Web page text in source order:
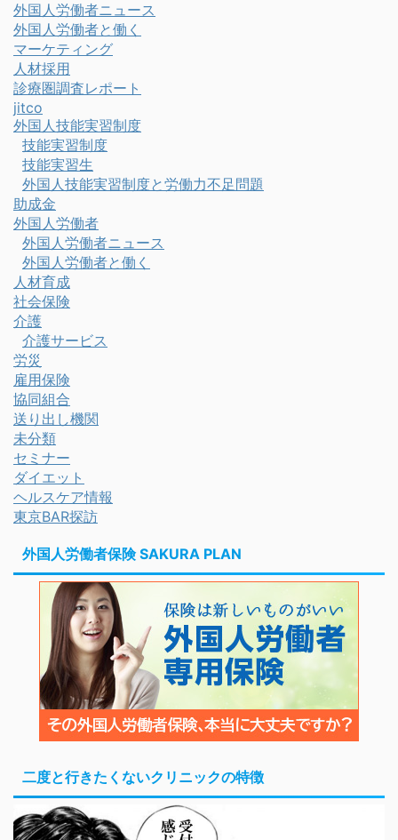
外国人労働者ニュース
外国人労働者と働く
マーケティング
人材採用
診療圏調査レポート
jitco
外国人技能実習制度
技能実習制度
技能実習生
外国人技能実習制度と労働力不足問題
助成金
外国人労働者
外国人労働者ニュース
外国人労働者と働く
人材育成
社会保険
介護
介護サービス
労災
雇用保険
協同組合
送り出し機関
未分類
セミナー
ダイエット
ヘルスケア情報
東京BAR探訪
外国人労働者保険 SAKURA PLAN
二度と行きたくないクリニックの特徴